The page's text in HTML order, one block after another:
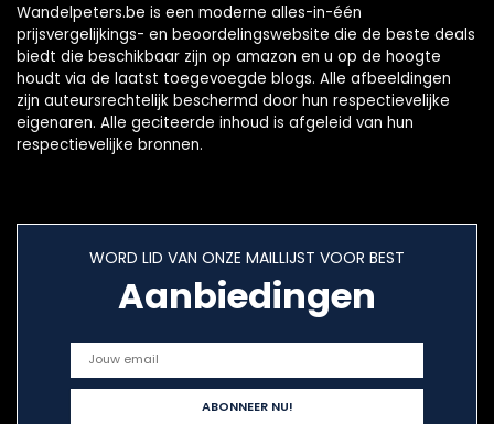
Wandelpeters.be is een moderne alles-in-één
prijsvergelijkings- en beoordelingswebsite die de beste deals
biedt die beschikbaar zijn op amazon en u op de hoogte
houdt via de laatst toegevoegde blogs. Alle afbeeldingen
zijn auteursrechtelijk beschermd door hun respectievelijke
eigenaren. Alle geciteerde inhoud is afgeleid van hun
respectievelijke bronnen.
WORD LID VAN ONZE MAILLIJST VOOR BEST
Aanbiedingen